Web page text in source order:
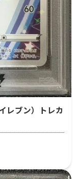
レブン）トレカ